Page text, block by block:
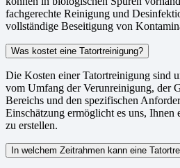
fachgerechte Reinigung und
vollständige Beseitigung von
Was kostet eine Tatortreinigung?
Die Kosten einer Tatortreinigung sind
vom Umfang der Verunreinigung, der
Bereichs und den spezifischen
Einschätzung ermöglicht es uns,
zu erstellen.
In welchem Zeitrahmen kann eine